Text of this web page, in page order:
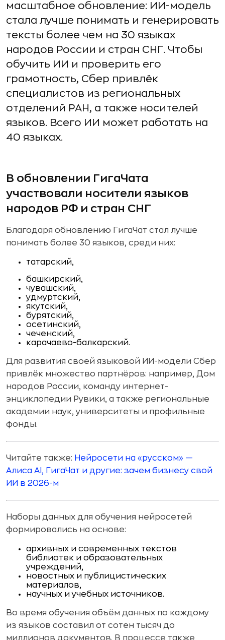
масштабное обновление: ИИ-модель
стала лучше понимать и генерировать
тексты более чем на 30 языках
народов России и стран СНГ. Чтобы
обучить ИИ и проверить его
грамотность, Сбер привлёк
специалистов из региональных
отделений РАН, а также носителей
языков. Всего ИИ может работать на
40 языках.
В обновлении ГигаЧата
участвовали носители языков
народов РФ и стран СНГ
Благодаря обновлению ГигаЧат стал лучше
понимать более 30 языков, среди них:
татарский,
башкирский,
чувашский,
удмуртский,
якутский,
бурятский,
осетинский,
чеченский,
карачаево-балкарский.
Для развития своей языковой ИИ-модели Сбер
привлёк множество партнёров: например, Дом
народов России, команду интернет-
энциклопедии Рувики, а также региональные
академии наук, университеты и профильные
фонды.
Читайте также: Нейросети на «русском» —
Алиса AI, ГигаЧат и другие: зачем бизнесу свой
ИИ в 2026-м
Наборы данных для обучения нейросетей
формировались на основе:
архивных и современных текстов
библиотек и образовательных
учреждений,
новостных и публицистических
материалов,
научных и учебных источников.
Во время обучения объём данных по каждому
из языков составил от сотен тысяч до
миллионов документов. В процессе также